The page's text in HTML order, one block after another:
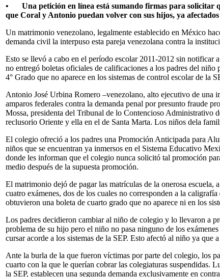
•
Una petición en línea está sumando firmas para solicitar
que Coral y Antonio puedan volver con sus hijos, ya
Un matrimonio venezolano, legalmente establecido en México
demanda civil la interpuso esta pareja venezolana contra la
Esto se llevó a cabo en el período escolar 2011-2012 sin notificar
no entregó boletas oficiales de calificaciones a los padres del
4° Grado que no aparece en los sistemas de control escolar de la
Antonio José Urbina Romero –venezolano, alto ejecutivo de una
amparos federales contra la demanda penal por presunto fraude
Mossa, presidenta del Tribunal de lo Contencioso Administrativo
reclusorio Oriente y ella en el de Santa Marta. Los niños dela
El colegio ofreció a los padres una Promoción Anticipada para
niños que se encuentran ya inmersos en el Sistema Educativo
donde les informan que el colegio nunca solicitó tal promoción
medio después de la supuesta promoción.
El matrimonio dejó de pagar las matrículas de la onerosa escuela,
cuatro exámenes, dos de los cuales no corresponden a la
obtuvieron una boleta de cuarto grado que no aparece ni en los
Los padres decidieron cambiar al niño de colegio y lo llevaron a
problema de su hijo pero el niño no pasa ninguno de los
cursar acorde a los sistemas de la SEP. Esto afectó al niño ya
Ante la burla de la que fueron víctimas por parte del colegio, los
cuarto con la que le querían cobrar las colegiaturas suspendidas.
la SEP, establecen una segunda demanda exclusivamente en